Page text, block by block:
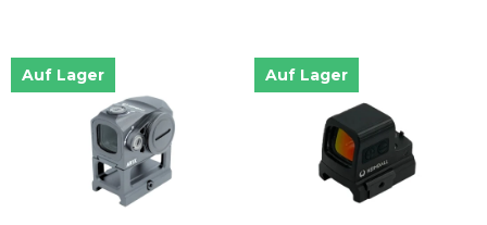
Auf Lager Auf Lager